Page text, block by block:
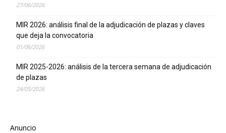
27/06/2026
MIR 2026: análisis final de la adjudicación de plazas y claves
que deja la convocatoria
01/06/2026
MIR 2025-2026: análisis de la tercera semana de adjudicación
de plazas
24/05/2026
Anuncio